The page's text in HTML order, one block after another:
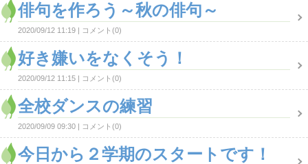
俳句を作ろう～秋の俳句～
2020/09/12 11:19 コメント(0)
好き嫌いをなくそう！
2020/09/12 11:15 コメント(0)
全校ダンスの練習
2020/09/09 09:30 コメント(0)
今日から２学期のスタートです！